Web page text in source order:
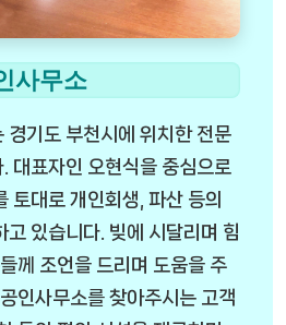
사무소
경기도 부천시에 위치한 전문
대표자인 오현식을 중심으로
토대로 개인회생, 파산 등의
고 있습니다. 빚에 시달리며 힘
께 조언을 드리며 도움을 주
인사무소를 찾아주시는 고객